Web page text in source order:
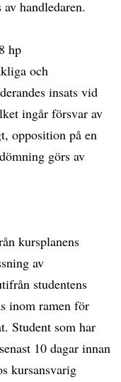
handledaren.
hp
och
insats vid
ingår försvar av
opposition på en
görs av
kursplanens
av
studentens
inom ramen för
Student som har
10 dagar innan
kursansvarig